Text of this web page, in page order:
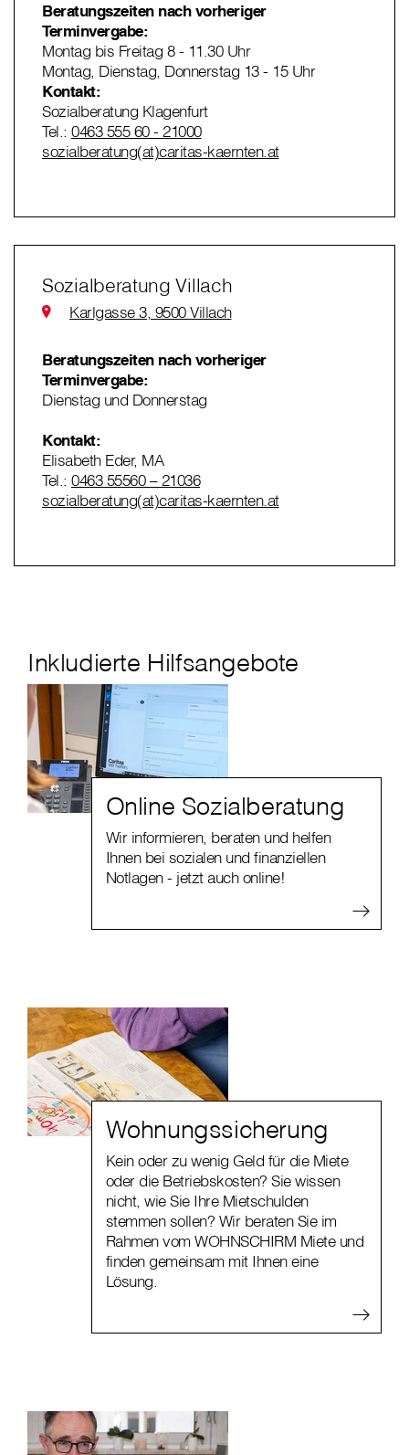
Beratungszeiten nach vorheriger
Terminvergabe:
Montag bis Freitag 8 - 11.30 Uhr
Montag, Dienstag, Donnerstag 13 - 15 Uhr
Kontakt:
Sozialberatung Klagenfurt
Tel.: 0463 555 60 - 21000
sozialberatung(at)caritas-kaernten.at
Sozialberatung Villach
Karlgasse 3, 9500 Villach
Beratungszeiten nach vorheriger
Terminvergabe:
Dienstag und Donnerstag
Kontakt:
Elisabeth Eder, MA
Tel.: 0463 55560 – 21036
sozialberatung(at)caritas-kaernten.at
Inkludierte Hilfsangebote
Online Sozialberatung
Wir informieren, beraten und helfen
Ihnen bei sozialen und finanziellen
Notlagen - jetzt auch online!
Wohnungssicherung
Kein oder zu wenig Geld für die Miete
oder die Betriebskosten? Sie wissen
nicht, wie Sie Ihre Mietschulden
stemmen sollen? Wir beraten Sie im
Rahmen vom WOHNSCHIRM Miete und
finden gemeinsam mit Ihnen eine
Lösung.